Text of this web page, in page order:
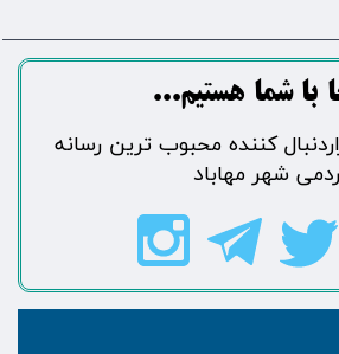
با شما هستیم...​​​​​​​​​​​​​​
از 200 هزاردنبال کننده محبوب ترین رسانه
شهر مهاباد​​​​​​​​​​​​​​